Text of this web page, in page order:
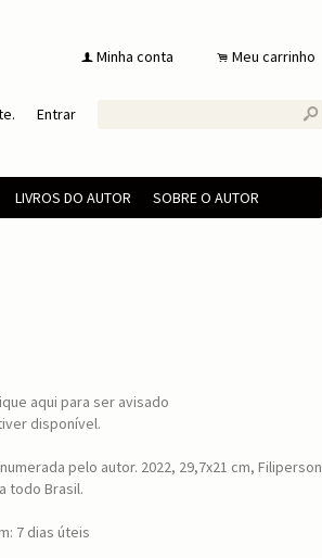
f Minha conta . Meu carrinho
Entrar s
LIVROS DO AUTOR SOBRE O AUTOR
aqui para ser avisado
disponível.
pelo autor. 2022, 29,7x21 cm, Filiperson
todo Brasil.
7 dias úteis